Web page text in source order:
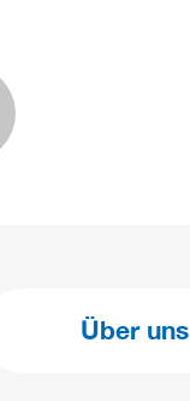
Über uns